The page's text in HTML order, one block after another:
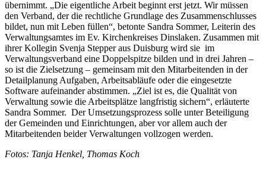
übernimmt. „Die eigentliche Arbeit beginnt erst jetzt. Wir müssen
den Verband, der die rechtliche Grundlage des Zusammenschlusses
bildet, nun mit Leben füllen“, betonte Sandra Sommer, Leiterin des
Verwaltungsamtes im Ev. Kirchenkreises Dinslaken. Zusammen mit
ihrer Kollegin Svenja Stepper aus Duisburg wird sie im
Verwaltungsverband eine Doppelspitze bilden und in drei Jahren –
so ist die Zielsetzung – gemeinsam mit den Mitarbeitenden in der
Detailplanung Aufgaben, Arbeitsabläufe oder die eingesetzte
Software aufeinander abstimmen. „Ziel ist es, die Qualität von
Verwaltung sowie die Arbeitsplätze langfristig sichern“, erläuterte
Sandra Sommer. Der Umsetzungsprozess solle unter Beteiligung
der Gemeinden und Einrichtungen, aber vor allem auch der
Mitarbeitenden beider Verwaltungen vollzogen werden.
Fotos: Tanja Henkel, Thomas Koch